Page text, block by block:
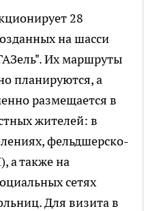
28
на шасси
Их маршруты
планируются, а
размещается в
жителей: в
фельдшерско-
а также на
сетях
Для визита в